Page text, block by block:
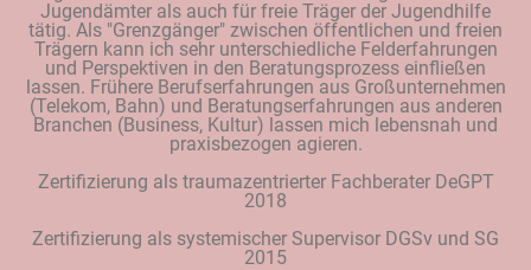
Jugendämter als auch für freie Träger der Jugendhilfe
tätig. Als "Grenzgänger" zwischen öffentlichen und freien
Trägern kann ich sehr unterschiedliche Felderfahrungen
und Perspektiven in den Beratungsprozess einfließen
lassen. Frühere Berufserfahrungen aus Großunternehmen
(Telekom, Bahn) und Beratungserfahrungen aus anderen
Branchen (Business, Kultur) lassen mich lebensnah und
praxisbezogen agieren.
Zertifizierung als traumazentrierter Fachberater DeGPT
2018
Zertifizierung als systemischer Supervisor DGSv und SG
2015